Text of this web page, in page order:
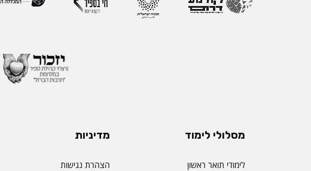
מסלולי לימוד
לימודי תואר ראשון
מדיניות
הצהרת נגישות